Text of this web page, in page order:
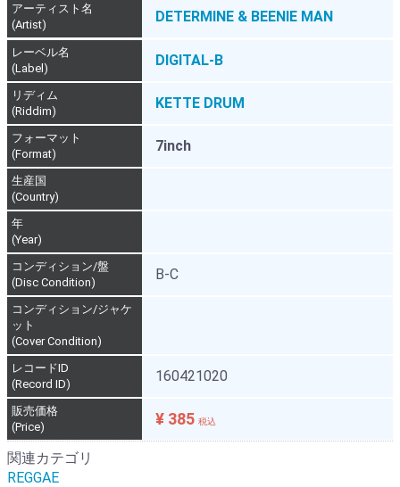
アーティスト名
(Artist)
DETERMINE & BEENIE MAN
レーベル名
(Label)
DIGITAL-B
リディム
(Riddim)
KETTE DRUM
フォーマット
(Format)
7inch
生産国
(Country)
年
(Year)
コンディション/盤
(Disc Condition)
B-C
コンディション/ジャケ
ット
(Cover Condition)
レコードID
(Record ID)
160421020
販売価格
(Price)
¥ 385 税込
関連カテゴリ
REGGAE